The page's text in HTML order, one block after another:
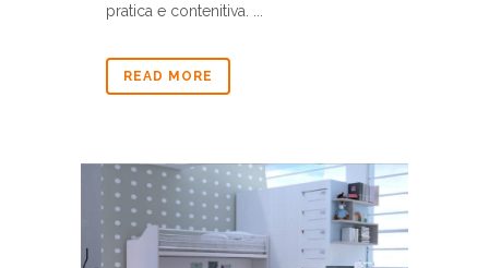
pratica e contenitiva. ...
READ MORE